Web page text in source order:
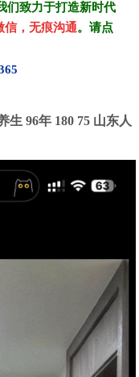
们致力于打造新时代
信，无痕沟通。请点
生 96年 180 75 山东人